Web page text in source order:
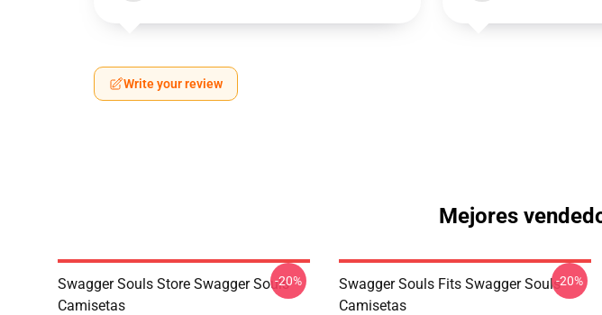
Write your review
Mejores
Swagger Souls Store Swagger Souls
Camisetas
-20%
Swagger Souls Fits Swagger Souls
Camisetas
-20%